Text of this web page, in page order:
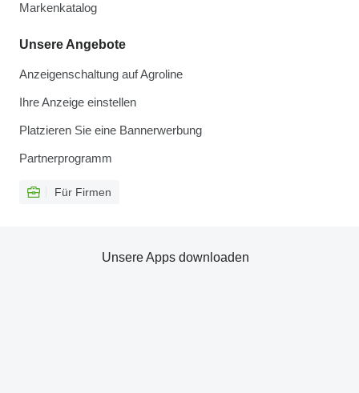
Markenkatalog
Unsere Angebote
Anzeigenschaltung auf Agroline
Ihre Anzeige einstellen
Platzieren Sie eine Bannerwerbung
Partnerprogramm
Für Firmen
Unsere Apps downloaden